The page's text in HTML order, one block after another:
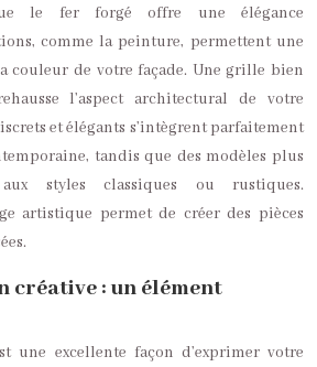
le fer forgé offre une élégance
comme la peinture, permettent une
couleur de votre façade. Une grille bien
l’aspect architectural de votre
et élégants s’intègrent parfaitement
tandis que des modèles plus
styles classiques ou rustiques.
artistique permet de créer des pièces
créative : un élément
une excellente façon d’exprimer votre